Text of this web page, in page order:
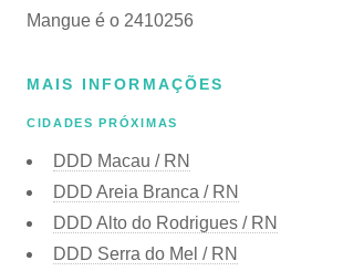
Mangue é o 2410256
MAIS INFORMAÇÕES
CIDADES PRÓXIMAS
DDD Macau / RN
DDD Areia Branca / RN
DDD Alto do Rodrigues / RN
DDD Serra do Mel / RN